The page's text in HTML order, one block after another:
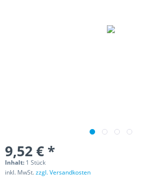
9,52 € *
Inhalt: 1 Stück
inkl. MwSt.zzgl. Versandkosten